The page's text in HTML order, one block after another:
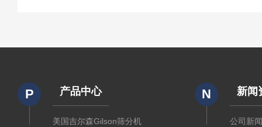
P 产品中心
美国吉尔森Gilson筛分机
N 新闻
公司新